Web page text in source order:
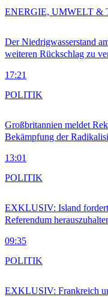
Der Niedrigwasserstand
weiteren Rückschlag zu
17:21
ENERGIE, UMWELT &
Großbritannien meldet
Bekämpfung der
13:01
POLITIK
EXKLUSIV: Island
Referendum
09:35
POLITIK
EXKLUSIV: Frankreich
POLITIK